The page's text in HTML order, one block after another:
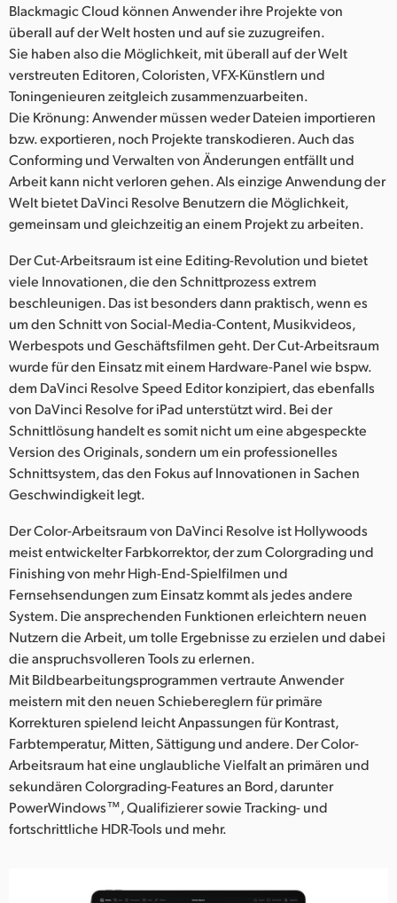
Blackmagic Cloud können Anwender ihre Projekte von
überall auf der Welt hosten und auf sie zuzugreifen.
Sie haben also die Möglichkeit, mit überall auf der Welt
verstreuten Editoren, Coloristen, VFX-Künstlern und
Toningenieuren zeitgleich zusammenzuarbeiten.
Die Krönung: Anwender müssen weder Dateien importieren
bzw. exportieren, noch Projekte transkodieren. Auch das
Conforming und Verwalten von Änderungen entfällt und
Arbeit kann nicht verloren gehen. Als einzige Anwendung der
Welt bietet DaVinci Resolve Benutzern die Möglichkeit,
gemeinsam und gleichzeitig an einem Projekt zu arbeiten.
Der Cut-Arbeitsraum ist eine Editing-Revolution und bietet
viele Innovationen, die den Schnittprozess extrem
beschleunigen. Das ist besonders dann praktisch, wenn es
um den Schnitt von Social-Media-Content, Musikvideos,
Werbespots und Geschäftsfilmen geht. Der Cut-Arbeitsraum
wurde für den Einsatz mit einem Hardware-Panel wie bspw.
dem DaVinci Resolve Speed Editor konzipiert, das ebenfalls
von DaVinci Resolve for iPad unterstützt wird. Bei der
Schnittlösung handelt es somit nicht um eine abgespeckte
Version des Originals, sondern um ein professionelles
Schnittsystem, das den Fokus auf Innovationen in Sachen
Geschwindigkeit legt.
Der Color-Arbeitsraum von DaVinci Resolve ist Hollywoods
meist entwickelter Farbkorrektor, der zum Colorgrading und
Finishing von mehr High-End-Spielfilmen und
Fernsehsendungen zum Einsatz kommt als jedes andere
System. Die ansprechenden Funktionen erleichtern neuen
Nutzern die Arbeit, um tolle Ergebnisse zu erzielen und dabei
die anspruchsvolleren Tools zu erlernen.
Mit Bildbearbeitungsprogrammen vertraute Anwender
meistern mit den neuen Schiebereglern für primäre
Korrekturen spielend leicht Anpassungen für Kontrast,
Farbtemperatur, Mitten, Sättigung und andere. Der Color-
Arbeitsraum hat eine unglaubliche Vielfalt an primären und
sekundären Colorgrading-Features an Bord, darunter
PowerWindows™, Qualifizierer sowie Tracking- und
fortschrittliche HDR-Tools und mehr.